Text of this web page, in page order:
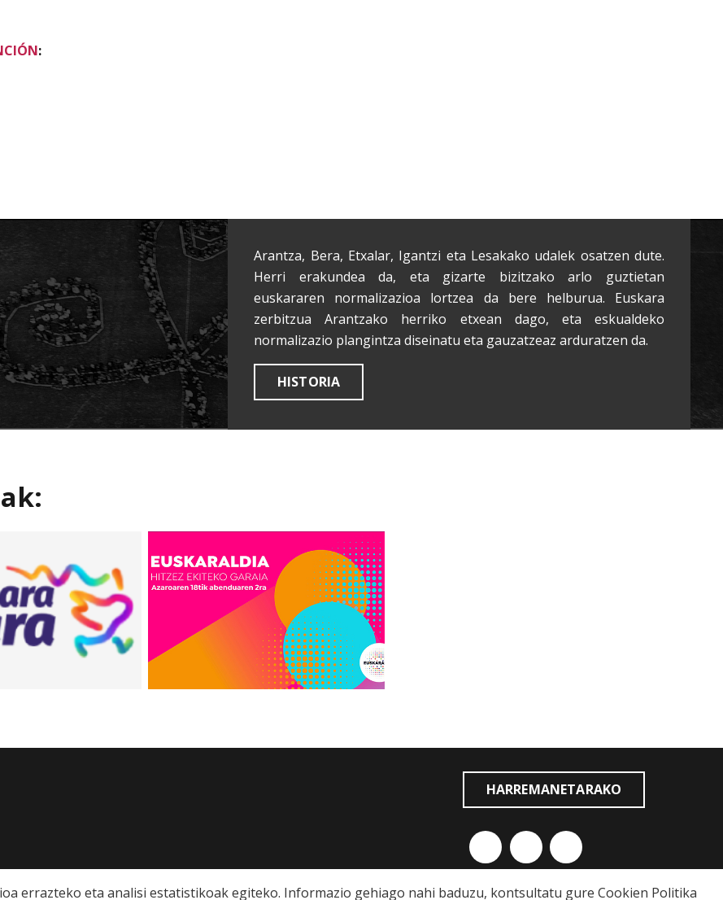
:
Arantza, Bera, Etxalar, Igantzi eta Lesakako udalek osatzen dute.
Herri erakundea da, eta gizarte bizitzako arlo guztietan
euskararen normalizazioa lortzea da bere helburua. Euskara
zerbitzua Arantzako herriko etxean dago, eta eskualdeko
normalizazio plangintza diseinatu eta gauzatzeaz arduratzen da.
HISTORIA
HARREMANETARAKO
errazteko eta analisi estatistikoak egiteko. Informazio gehiago nahi baduzu, kontsultatu gure Cookien Politika